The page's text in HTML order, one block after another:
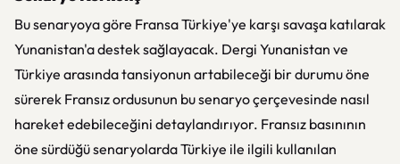
Bu senaryoya göre Fransa Türkiye'ye karşı savaşa katılarak
Yunanistan'a destek sağlayacak. Dergi Yunanistan ve
Türkiye arasında tansiyonun artabileceği bir durumu öne
sürerek Fransız ordusunun bu senaryo çerçevesinde nasıl
hareket edebileceğini detaylandırıyor. Fransız basınının
öne sürdüğü senaryolarda Türkiye ile ilgili kullanılan